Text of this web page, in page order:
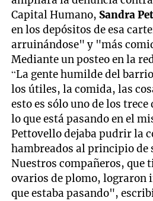
Capital Humano, Sandra
en los depósitos de esa
arruinándose" y "más
Mediante un posteo en la
“La gente humilde del
los útiles, la comida, las
esto es sólo uno de los
lo que está pasando en el
Pettovello dejaba pudrir la
hambreados al principio de
Nuestros compañeros, que
ovarios de plomo, lograron
que estaba pasando",